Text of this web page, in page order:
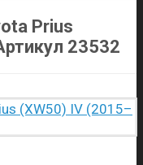
Prius
23532